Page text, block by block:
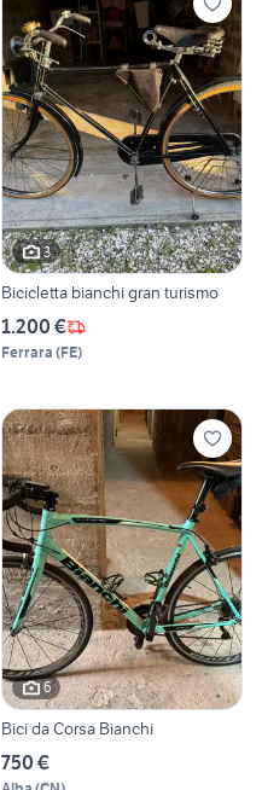
3
Bicicletta bianchi gran turismo
1.200 €
Ferrara (FE)
6
Bici da Corsa Bianchi
750 €